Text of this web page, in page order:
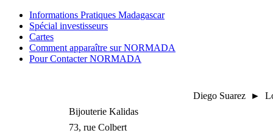
Informations Pratiques Madagascar
Spécial investisseurs
Cartes
Comment apparaître sur NORMADA
Pour Contacter NORMADA
Diego Suarez ►
Bijouterie Kalidas
73, rue Colbert